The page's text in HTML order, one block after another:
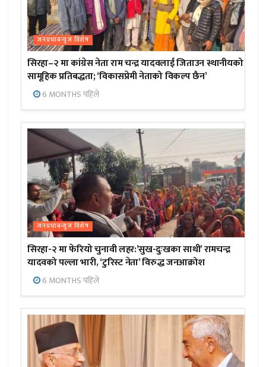
जनप्रभाबन्युज विशेष
सिरहा–२ मा कांग्रेस नेता राम चन्द्र यादवलाई जिताउन स्थानीयको
सामूहिक प्रतिबद्धता; ‘विकासप्रेमी नेताको विकल्प छैन’
6 MONTHS पहिले
जनप्रभाबन्युज विशेष
सिरहा-२ मा फेरियो चुनावी लहर:’सुख-दुःखका साथी’ रामचन्द्र
यादवको पल्ला भारी, ‘टुरिस्ट नेता’ विरुद्ध जनआक्रोश
6 MONTHS पहिले